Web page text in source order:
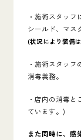
・施術スタッ
シールド、マス
(状況により装備
・施術スタッ
消毒義務。
・店内の消毒
ています。)
また同時に、感